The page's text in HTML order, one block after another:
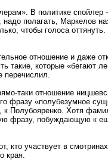
В политике спойлер
полагать, Маркелов
чтобы голоса
отношение и даже
такие, которые «бегают
перечислил.
таки отношение
фразу «полубезумное
Полубояренко. Хотя
фразу, побуждающую к
кто участвует в
края.